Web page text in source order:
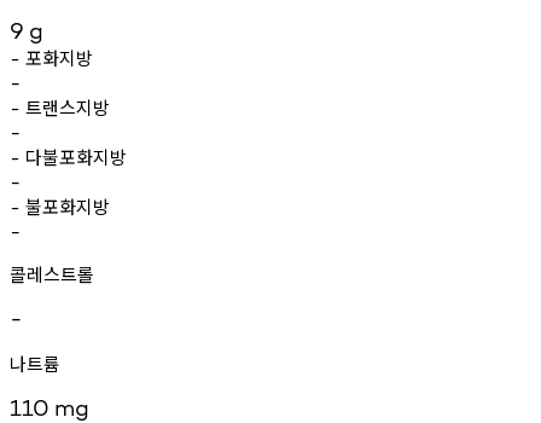
9 g
- 포화지방
-
- 트랜스지방
-
- 다불포화지방
-
- 불포화지방
-
콜레스트롤
-
나트륨
110 mg